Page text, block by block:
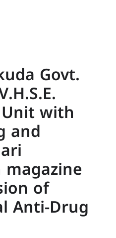
Govt.
Unit with
and
of
Anti-Drug